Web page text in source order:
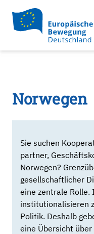
Norwegen
Sie suchen
partner,
Norwegen?
gesellschaftlicher
eine zentrale Rolle.
institutionalisieren
Politik. Deshalb
eine Übersicht